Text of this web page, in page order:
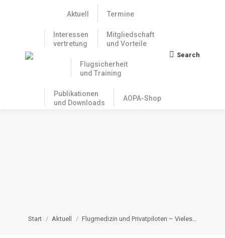
Aktuell Termine
Interessen
vertretung
Mitgliedschaft
und Vorteile
Flugsicherheit
und Training
Publikationen
und Downloads
AOPA-Shop
Search:
Search
Sie befinden sich hier:
Start Aktuell Flugmedizin und Privatpiloten – Vieles…